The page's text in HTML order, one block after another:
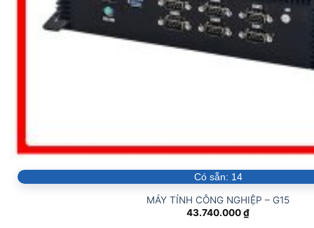
Có sẵn: 14
MÁY TÍNH CÔNG NGHIỆP – G15
43.740.000₫